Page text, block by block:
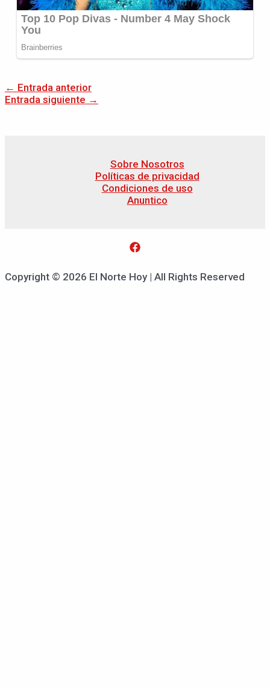
← Entrada anterior
Entrada siguiente →
Sobre Nosotros
Políticas de privacidad
Condiciones de uso
Anuntico
Copyright © 2026 El Norte Hoy | All Rights Reserved